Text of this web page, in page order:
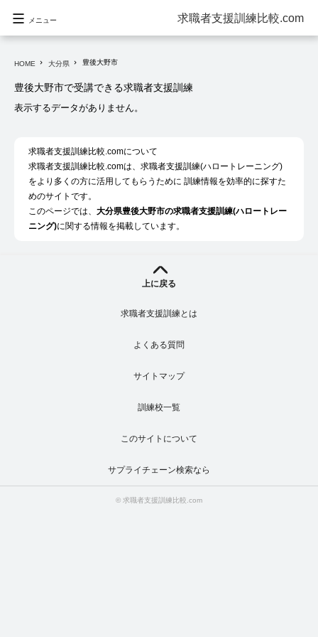
求職者支援訓練比較.com
メニュー
HOME navigate_next 大分県 navigate_next 豊後大野市
豊後大野市で受講できる求職者支援訓練
表示するデータがありません。
求職者支援訓練比較.comについて
求職者支援訓練比較.comは、求職者支援訓練(ハロートレーニング)
をより多くの方に活用してもらうために 訓練情報を効率的に探すた
めのサイトです。
このページでは、 大分県豊後大野市の求職者支援訓練(ハロートレー
ニング)に関する情報を掲載しています。
上に戻る
求職者支援訓練とは
よくある質問
サイトマップ
訓練校一覧
このサイトについて
サプライチェーン検索なら
© 求職者支援訓練比較.com